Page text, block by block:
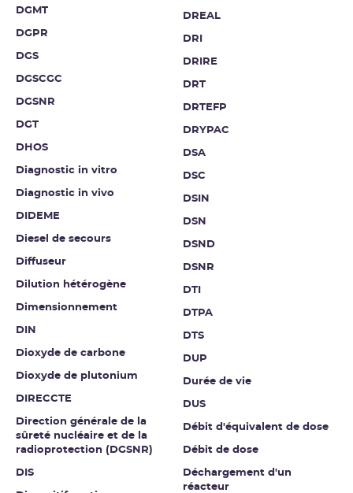
DGMT
DGPR
DGS
DGSCGC
DGSNR
DGT
DHOS
Diagnostic in vitro
Diagnostic in vivo
DIDEME
Diesel de secours
Diffuseur
Dilution hétérogène
Dimensionnement
DIN
Dioxyde de carbone
Dioxyde de plutonium
DIRECCTE
Direction générale de la
sûreté nucléaire et de la
radioprotection (DGSNR)
DIS
DREAL
DRI
DRIRE
DRT
DRTEFP
DRYPAC
DSA
DSC
DSIN
DSN
DSND
DSNR
DTI
DTPA
DTS
DUP
Durée de vie
DUS
Débit d'équivalent de dose
Débit de dose
Déchargement d'un
réacteur